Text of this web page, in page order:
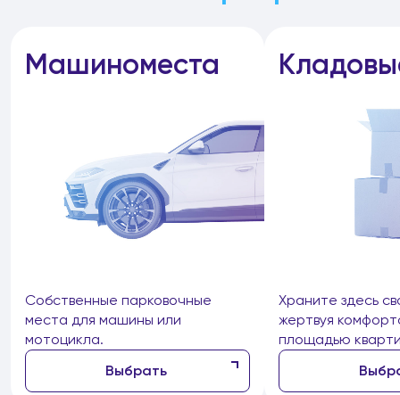
Машиноместа
Собственные парковочные
места для машины или
мотоцикла.
Выбрать
Храните здесь
жертвуя
площадью